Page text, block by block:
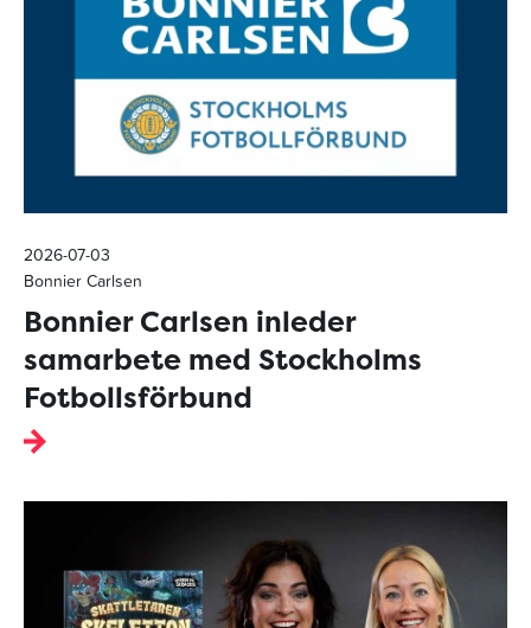
2026-07-03
Bonnier Carlsen
Bonnier Carlsen inleder
samarbete med Stockholms
Fotbollsförbund